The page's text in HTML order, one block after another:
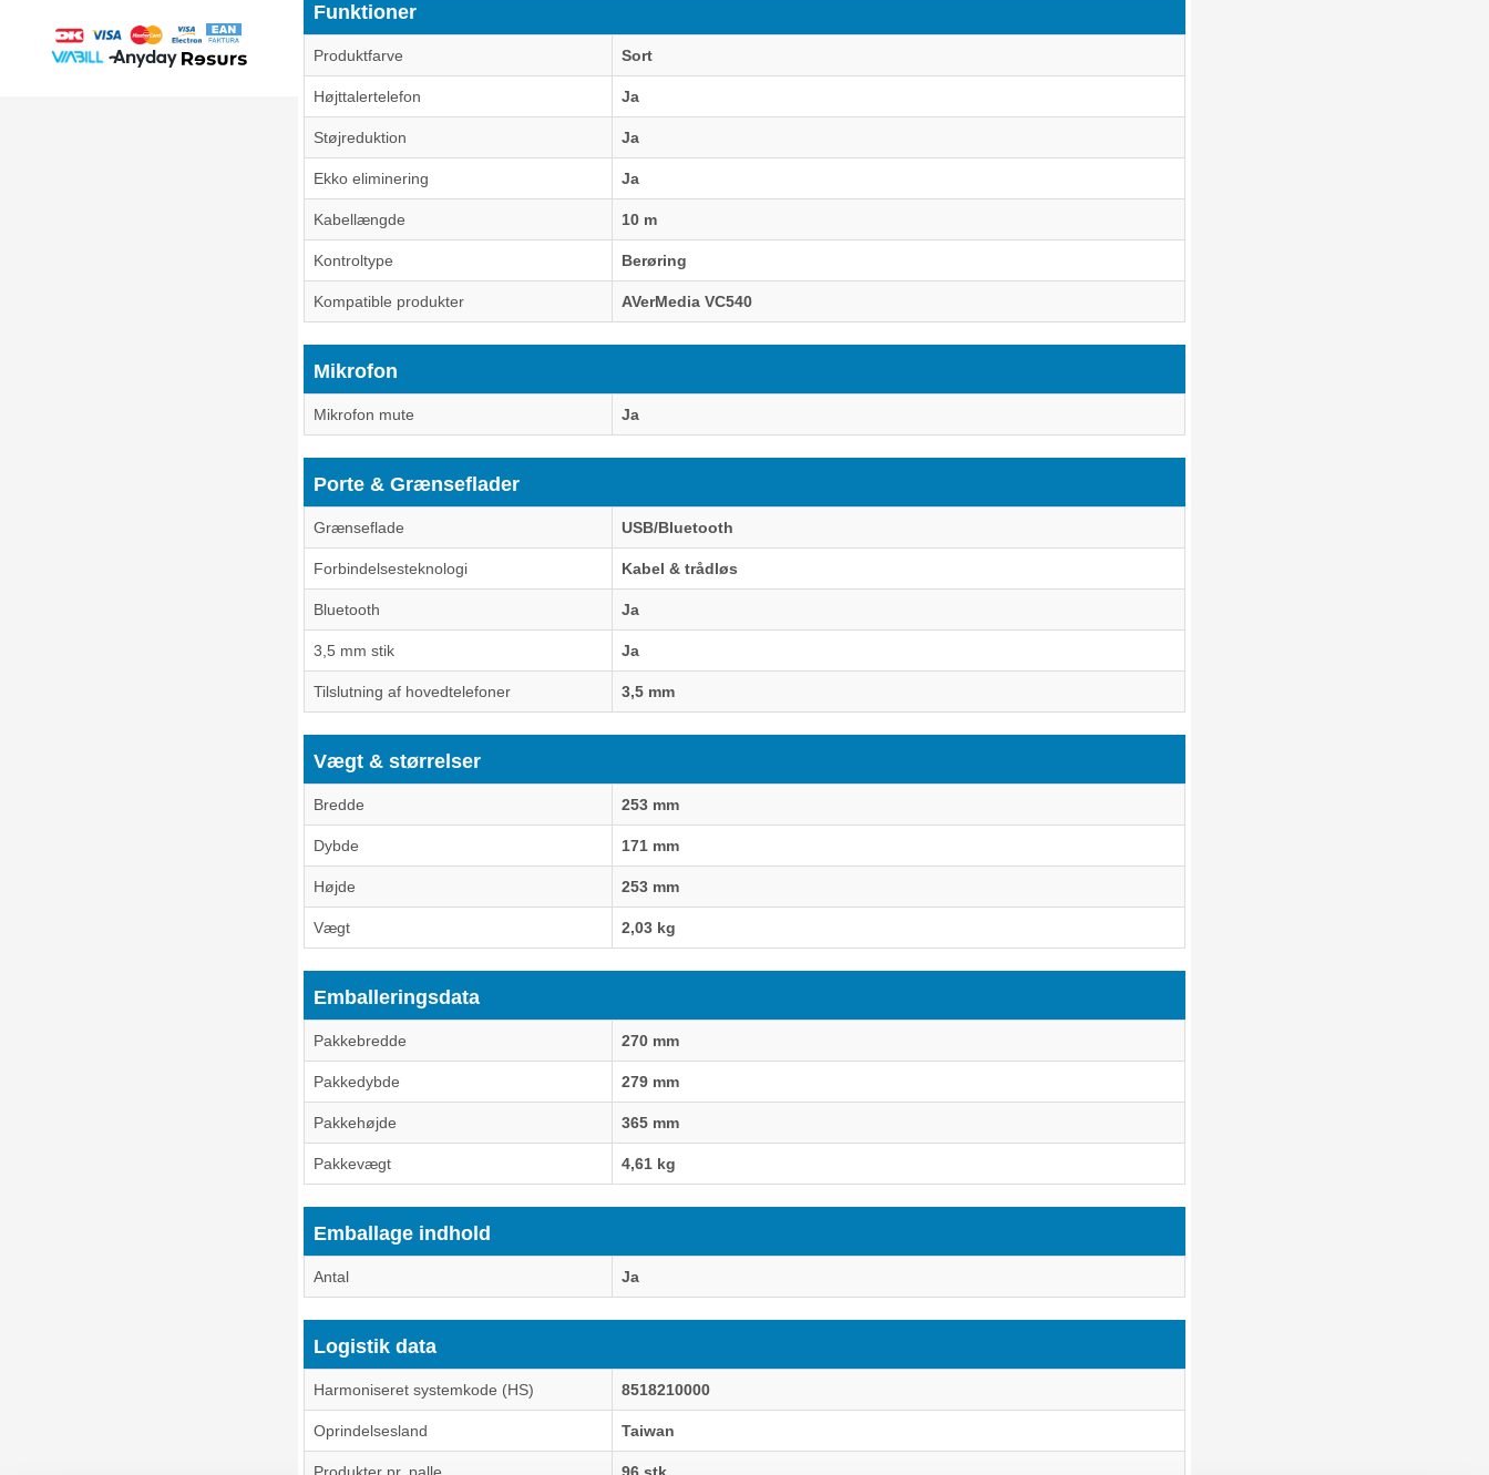
Funktioner
Produktfarve Sort
Højttalertelefon Ja
Støjreduktion Ja
Ekko eliminering Ja
Kabellængde 10 m
Kontroltype Berøring
Kompatible produkter AVerMedia VC540
Mikrofon
Mikrofon mute Ja
Porte & Grænseflader
Grænseflade USB/Bluetooth
Forbindelsesteknologi Kabel & trådløs
Bluetooth Ja
3,5 mm stik Ja
Tilslutning af hovedtelefoner 3,5 mm
Vægt & størrelser
Bredde 253 mm
Dybde 171 mm
Højde 253 mm
Vægt 2,03 kg
Emballeringsdata
Pakkebredde 270 mm
Pakkedybde 279 mm
Pakkehøjde 365 mm
Pakkevægt 4,61 kg
Emballage indhold
Antal Ja
Logistik data
Harmoniseret systemkode (HS) 8518210000
Oprindelsesland Taiwan